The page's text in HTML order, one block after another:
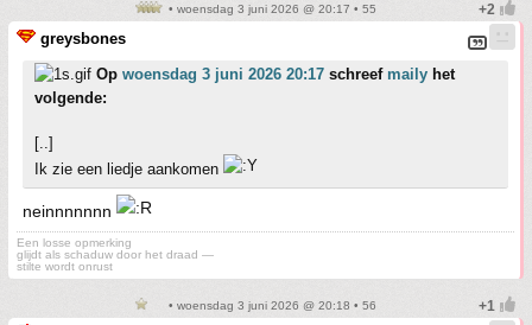
• woensdag 3 juni 2026 @ 20:17 • 55
greysbones
Op woensdag 3 juni 2026 20:17 schreef maily het
volgende:
[..]
Ik zie een liedje aankomen
neinnnnnnn
Een losse opmerking
glijdt als schaduw door het draad —
stilte wordt onrust
• woensdag 3 juni 2026 @ 20:18 • 56